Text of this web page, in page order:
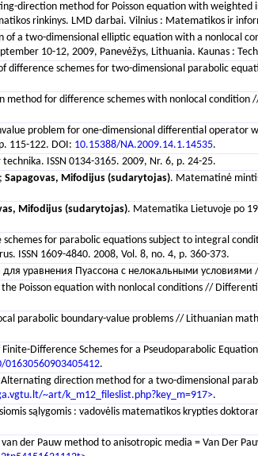
direction method for Poisson equation with
rinkinys. LMD darbai. Vilnius : Matematikos ir
of a two-dimensional elliptic equation with a nonlocal
10-12, 2009, Panevėžys, Lithuania. Kaunas :
difference schemes for two-dimensional parabolic
for difference schemes with nonlocal condition
problem for one-dimensional differential
115-122. DOI: 10.15388/NA.2009.14.1.14535.
ISSN 0134-3165. 2009, Nr. 6, p. 24-25.
; Sapagovas, Mifodijus (sudarytojas). Matematinė
Mifodijus (sudarytojas). Matematika Lietuvoje po
for parabolic equations subject to integral
ISSN 1609-4840. 2008, Vol. 8, no. 4, p. 360-373.
для уравнения Пуассона с нелокальными
Poisson equation with nonlocal conditions //
parabolic boundary-value problems // Lithuanian
Finite-Difference Schemes for a Pseudoparabolic
01630560903405412.
direction method for a two-dimensional
~art/k_m12_fileslist.php?key_m=917>.
sąlygomis : vadovėlis matematikos krypties
der Pauw method to anisotropic media = Van Der